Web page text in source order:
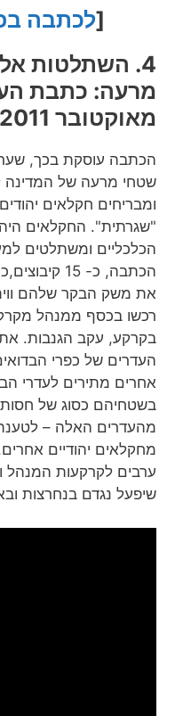
[לכתבה
4. השתלטות
מרעה: כתבת
מאוקטובר 2011
הכתבה עוסקת בכך,
שטחי מרעה של המדינה
ומבריחים חקלאים
"שגרתית". החקלאים
הכלכליים ומשתלטים
הכתבה, כ-
את משק הבקר שלהם
רכשו בכסף ממנהל
בקרקע, עקב הגנבות.
העדרים של כפרי
אחרים מתירים לעדרי
בשטחיהם כסוג של חסות
מהעדרים האלה –
מחקלאים יהודיים
ערבים לקרקעות המנהל
שיפעל נגדם בנחרצות